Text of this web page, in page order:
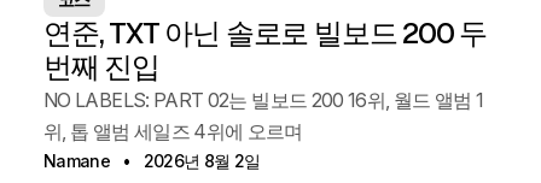
연준, TXT 아닌 솔로로 빌보드 200 두
번째 진입
NO LABELS: PART 02는 빌보드 200 16위, 월드 앨범 1
위, 톱 앨범 세일즈 4위에 오르며
Namane 2026년 8월 2일